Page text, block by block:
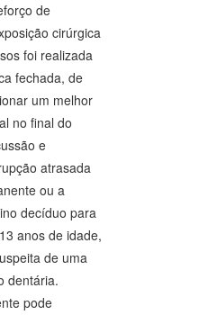
de
cirúrgica
foi realizada
fechada, de
um melhor
no final do
e
atrasada
ou a
decíduo para
anos de idade,
de uma
dentária.
pode